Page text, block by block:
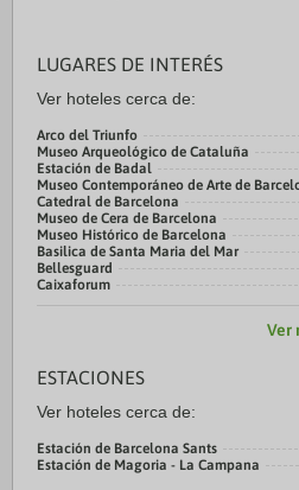
LUGARES DE INTERÉS
Ver hoteles cerca de:
Arco del Triunfo
Museo Arqueológico de Cataluña
Estación de Badal
Museo Contemporáneo de Arte de
Catedral de Barcelona
Museo de Cera de Barcelona
Museo Histórico de Barcelona
Basilica de Santa Maria del Mar
Bellesguard
Caixaforum
Ver
ESTACIONES
Ver hoteles cerca de:
Estación de Barcelona Sants
Estación de Magoria - La Campana